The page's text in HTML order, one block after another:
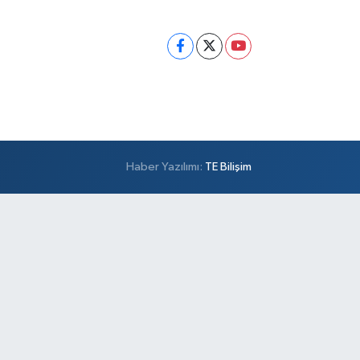
Haber Yazılımı: TE Bilişim